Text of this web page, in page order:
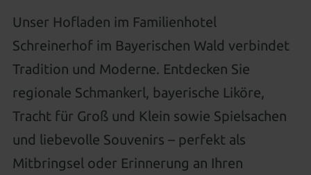
Regional, gesund & zukunftsweisend CO² neutral
Familienwelt
Wissenswertes
All-inclusive Premium Gut zu Wissen
Gutscheine schenken
Zimmer aussuchen & buchen
Familienwelt
Wohnen als Familie Animation für die ganze Familie
Outdoor Erlebniswelt Wellness für Familien
Familienurlaub in Süddeutschland
Familienangebote
Aussenpool Natursee
Spa-Anwendungen
Kosmetik & Beauty
Wellnesspakete Schöne Hände & Füße
Wellness für Tagesgäste
Tageswellness Abendwellness
Unser Hofladen im Familienhotel
Schreinerhof im Bayerischen Wald verbindet
Tradition und Moderne. Entdecken Sie
regionale Schmankerl, bayerische Liköre,
Tracht für Groß und Klein sowie Spielsachen
und liebevolle Souvenirs – perfekt als
Mitbringsel oder Erinnerung an Ihren